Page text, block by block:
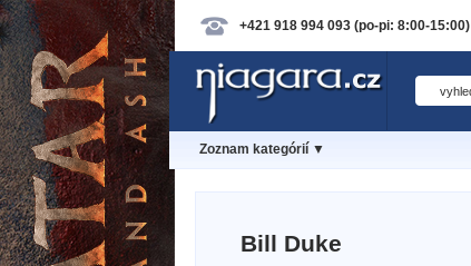
+421 918 994 093 (po-pi: 8:00-15:00)
Zoznam kategórií ▼
Bill Duke